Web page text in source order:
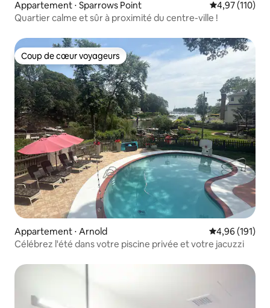
Appartement ⋅ Sparrows Point Évaluation
4,97 (110)
Quartier calme et sûr à proximité du centre-ville !
Coup de cœur voyageurs
Coup de cœur voyageurs
Appartement ⋅ Arnold Évaluation
4,96 (191)
Célébrez l'été dans votre piscine privée et votre jacuzzi